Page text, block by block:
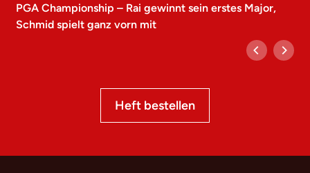
PGA Championship – Rai gewinnt sein erstes Major,
Schmid spielt ganz vorn mit
Heft bestellen